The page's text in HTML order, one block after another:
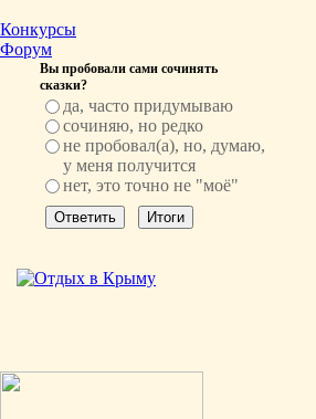
Конкурсы
Форум
Вы пробовали сами сочинять
сказки?
да, часто придумываю
сочиняю, но редко
не пробовал(а), но, думаю,
у меня получится
нет, это точно не "моё"